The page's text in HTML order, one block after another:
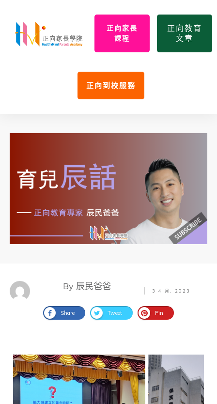
正向家長
課程
正向教育
文章
正向到校服務
By 辰民爸爸 3 4 月, 2023
Share Tweet Pin